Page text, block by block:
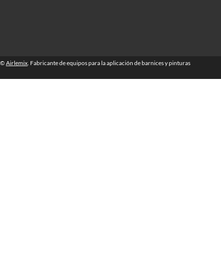
© Airlemix . Fabricante de equipos para la aplicación de barnices y pinturas